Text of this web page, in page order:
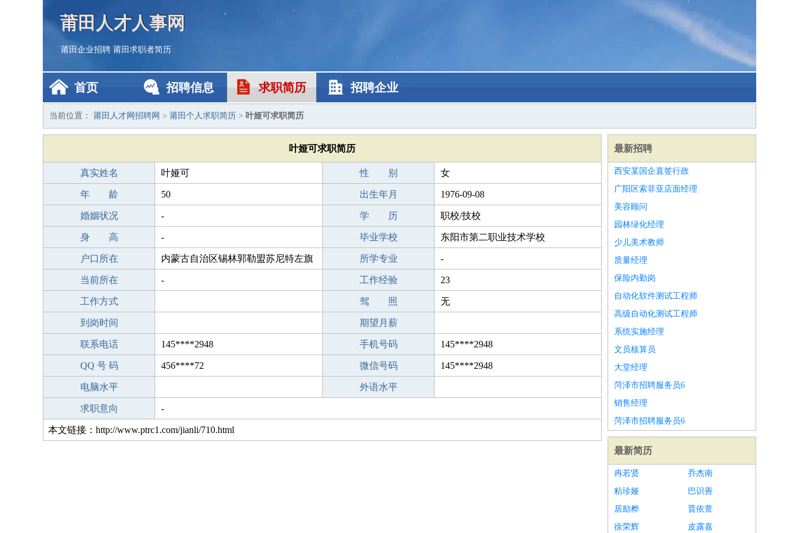
莆田人才人事网
莆田企业招聘 莆田求职者简历
首页 招聘信息 求职简历 招聘企业
当前位置： 莆田人才网招聘网 > 莆田个人求职简历 > 叶娅可求职简历
叶娅可求职简历
真实姓名 叶娅可 性 别 女
年 龄 50 出生年月 1976-09-08
婚姻状况 - 学 历 职校/技校
身 高 - 毕业学校 东阳市第二职业技术学校
户口所在 内蒙古自治区锡林郭勒盟苏尼特左旗 所学专业 -
当前所在 - 工作经验 23
工作方式 驾 照 无
到岗时间 期望月薪
联系电话 145****2948 手机号码 145****2948
QQ 号 码 456****72 微信号码 145****2948
电脑水平 外语水平
求职意向 -
本文链接：http://www.ptrc1.com/jianli/710.html
最新招聘
西安某国企直签行政
广阳区索菲亚店面经理
美容顾问
园林绿化经理
少儿美术教师
质量经理
保险内勤岗
自动化软件测试工程师
高级自动化测试工程师
系统实施经理
文员核算员
大堂经理
菏泽市招聘服务员6
销售经理
菏泽市招聘服务员6
最新简历
冉若贤
乔杰南
粘珍娅
巴识善
居励桦
晋依萱
徐荣辉
皮露嘉